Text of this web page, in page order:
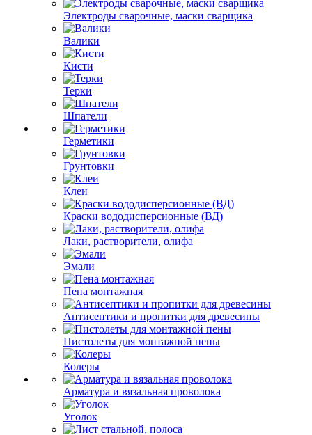
Электроды сварочные, маски сварщика
Валики
Кисти
Терки
Шпатели
Герметики
Грунтовки
Клеи
Краски вододисперсионные (ВД)
Лаки, растворители, олифа
Эмали
Пена монтажная
Антисептики и пропитки для древесины
Пистолеты для монтажной пены
Колеры
Арматура и вязальная проволока
Уголок